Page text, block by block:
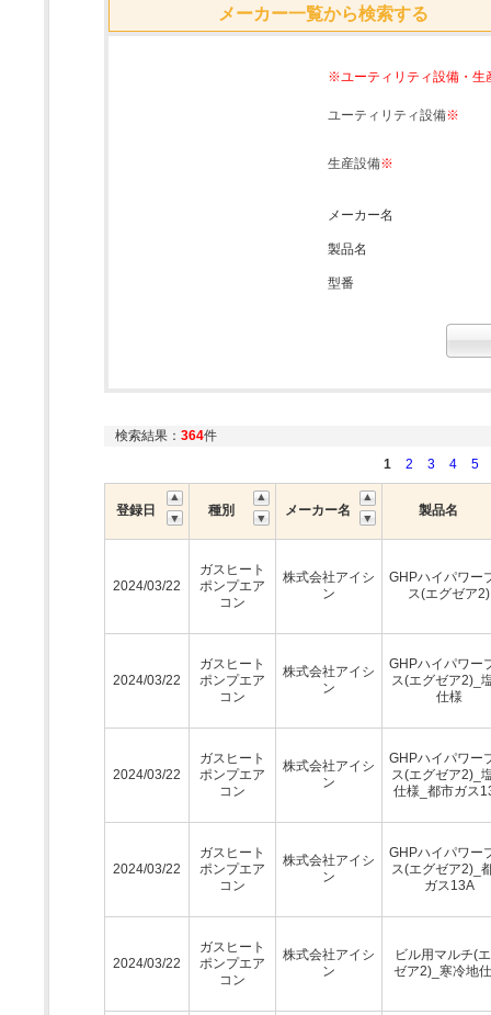
メーカー一覧から検索する
※ユーティリティ設備・生
ユーティリティ設備※
生産設備※
メーカー名
製品名
型番
検索結果： 364件
1
2 3 4 5
登録日 種別 メーカー名 製品名
2024/03/22
ガスヒート
ポンプエア
コン
株式会社アイシ
ン
GHPハイパワー
ス(エグゼア2)
2024/03/22
ガスヒート
ポンプエア
コン
株式会社アイシ
ン
GHPハイパワー
ス(エグゼア2)_
仕様
2024/03/22
ガスヒート
ポンプエア
コン
株式会社アイシ
ン
GHPハイパワー
ス(エグゼア2)_
仕様_都市ガス
2024/03/22
ガスヒート
ポンプエア
コン
株式会社アイシ
ン
GHPハイパワー
ス(エグゼア2)_
ガス13A
2024/03/22
ガスヒート
ポンプエア
コン
株式会社アイシ
ン
ビル用マルチ(
ゼア2)_寒冷地